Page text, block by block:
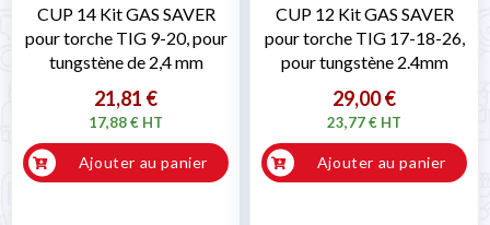
CUP 14 Kit GAS SAVER
pour torche TIG 9-20, pour
tungstène de 2,4 mm
21,81 €
17,88 € HT
Ajouter au panier
CUP 12 Kit GAS SAVER
pour torche TIG 17-18-26,
pour tungstène 2.4mm
29,00 €
23,77 € HT
Ajouter au panier